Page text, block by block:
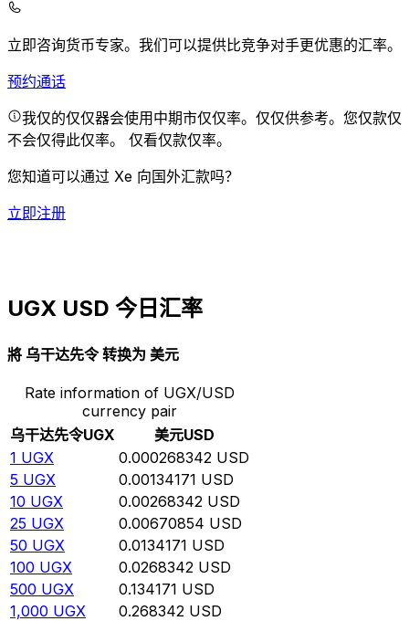
立即咨询货币专家。 我们可以提供比竞争对手更优惠的汇率。
预约通话
我仅的仅仅器会使用中期市仅仅率。仅仅供参考。您仅款仅
不会仅得此仅率。 仅看仅款仅率。
您知道可以通过 Xe 向国外汇款吗？
立即注册
UGX USD 今日汇率
將 乌干达先令 转换为 美元
Rate information of UGX/USD
currency pair
乌干达先令UGX 美元USD
1 UGX 0.000268342 USD
5 UGX 0.00134171 USD
10 UGX 0.00268342 USD
25 UGX 0.00670854 USD
50 UGX 0.0134171 USD
100 UGX 0.0268342 USD
500 UGX 0.134171 USD
1,000 UGX 0.268342 USD